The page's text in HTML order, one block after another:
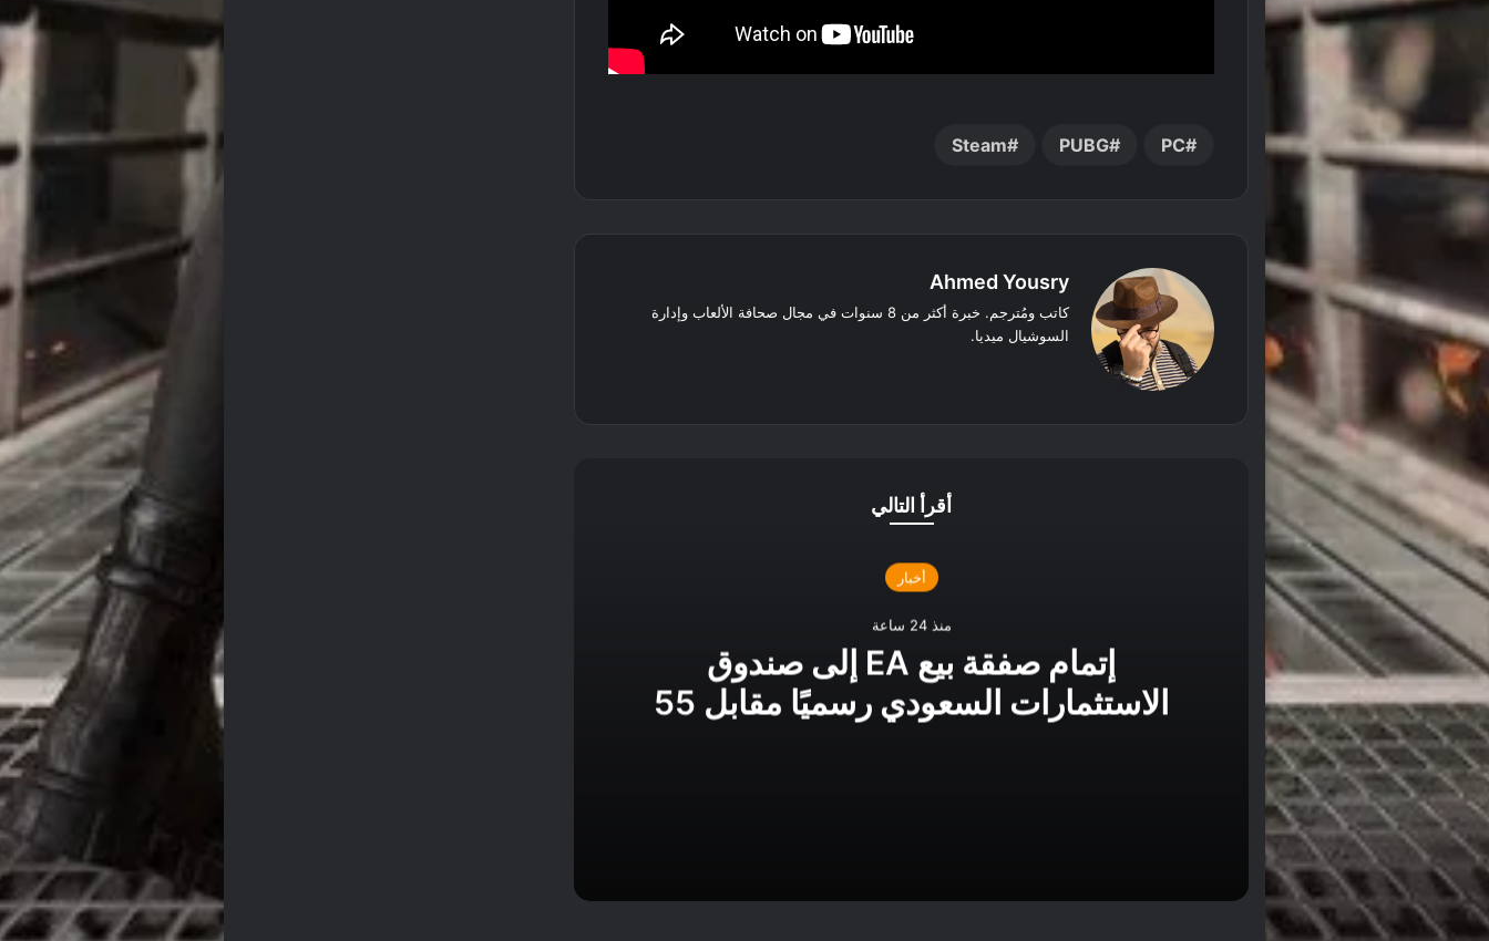
PC
PUBG
Steam
Ahmed Yousry
كاتب ومُترجم. خبرة أكثر من 8 سنوات في مجال صحافة الألعاب وإدارة
السوشيال ميديا.
أقرأ التالي
أخبار
منذ 24 ساعة
إتمام صفقة بيع EA إلى صندوق
الاستثمارات السعودي رسميًا مقابل 55